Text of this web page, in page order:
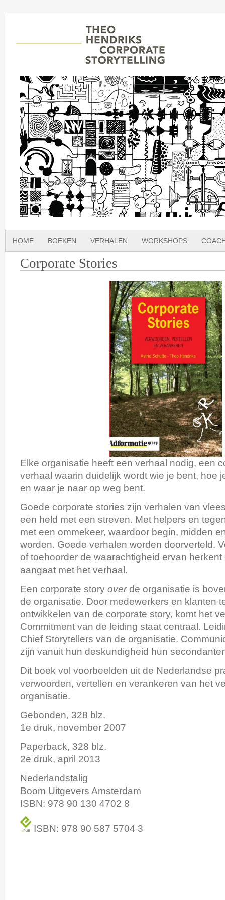
HOME BOEKEN VERHALEN WORKSHOPS
Corporate Stories
Elke organisatie heeft een verhaal nodig, een
verhaal waarin duidelijk wordt wie je bent, hoe
en waar je naar op weg bent.
Goede corporate stories zijn verhalen van
een held met een streven. Met helpers en
met een ommekeer, waardoor begin, midden
worden. Goede verhalen worden doorverteld.
of toehoorder de waarachtigheid ervan
aangaat met het verhaal.
Een corporate story overde organisatie is
de organisatie. Door medewerkers en klanten
ontwikkelen van de corporate story, komt het
Commitment van de leiding staat centraal.
Chief Storytellers van de organisatie.
zijn vanuit hun deskundigheid hun
Dit boek vol voorbeelden uit de Nederlandse
verwoorden, vertellen en verankeren van het
organisatie.
Gebonden, 328 blz.
1e druk, november 2007
Paperback, 328 blz.
2e druk, april 2013
Nederlandstalig
Boom Uitgevers Amsterdam
ISBN: 978 90 130 4702 8
ISBN: 978 90 587 5704 3